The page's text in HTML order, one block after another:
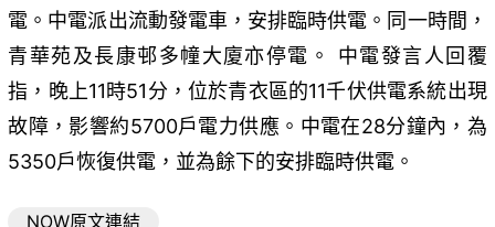
電。中電派出流動發電車，安排臨時供電。同一時間，
青華苑及長康邨多幢大廈亦停電。 中電發言人回覆
指，晚上11時51分，位於青衣區的11千伏供電系統出現
故障，影響約5700戶電力供應。中電在28分鐘內，為
5350戶恢復供電，並為餘下的安排臨時供電。
NOW原文連結